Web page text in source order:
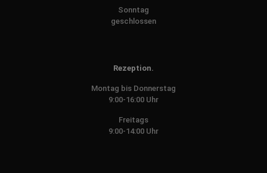
Sonntag
geschlossen
Rezeption.
Montag bis Donnerstag
9:00-16:00 Uhr
Freitags
9:00-14:00 Uhr